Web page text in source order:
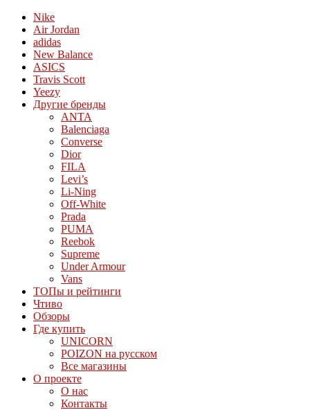
Nike
Air Jordan
adidas
New Balance
ASICS
Travis Scott
Yeezy
Другие бренды
ANTA
Balenciaga
Converse
Dior
FILA
Levi’s
Li-Ning
Off-White
Prada
PUMA
Reebok
Supreme
Under Armour
Vans
ТОПы и рейтинги
Чтиво
Обзоры
Где купить
UNICORN
POIZON на русском
Все магазины
О проекте
О нас
Контакты